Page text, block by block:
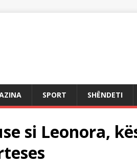
SPORT SHËNDETI
si Leonora,